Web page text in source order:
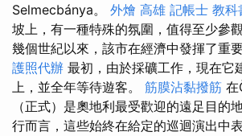
Selmecbánya。 外燴 高雄 記帳士 教科
坡上，有一種特殊的氛圍，值得至少參
幾個世紀以來，該市在經濟中發揮了重
護照代辦 最初，由於採礦工作，現在它
上，並全年等待遊客。 筋膜沾黏撥筋 在
（正式）是奧地利最受歡迎的遠足目的
行而言，這些始終在給定的巡迴演出中